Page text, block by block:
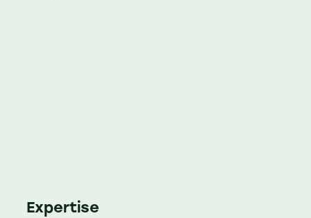
Expertise